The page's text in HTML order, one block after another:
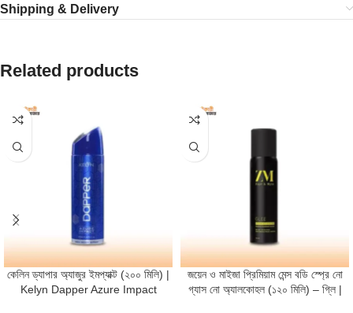
Shipping & Delivery
Related products
কেলিন ড্যাপার অ্যাজুর ইমপ্যাক্ট (২০০ মিলি) |
Kelyn Dapper Azure Impact
জয়েন ও মাইজা প্রিমিয়াম মেন্স বডি স্প্রে নো
গ্যাস নো অ্যালকোহল (১২০ মিলি) – গ্লি |